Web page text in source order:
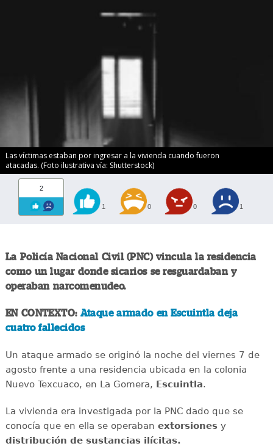
Las víctimas estaban por ingresar a la vivienda cuando fueron
atacadas. (Foto ilustrativa vía: Shutterstock)
2
1 0 0 1
La Policía Nacional Civil (PNC) vincula la residencia
como un lugar donde sicarios se resguardaban y
operaban narcomenudeo.
EN CONTEXTO: Ataque armado en Escuintla deja
cuatro fallecidos
Un ataque armado se originó la noche del viernes 7 de
agosto frente a una residencia ubicada en la colonia
Nuevo Texcuaco, en La Gomera, Escuintla.
La vivienda era investigada por la PNC dado que se
conocía que en ella se operaban extorsionesy
distribución de sustancias ilícitas.